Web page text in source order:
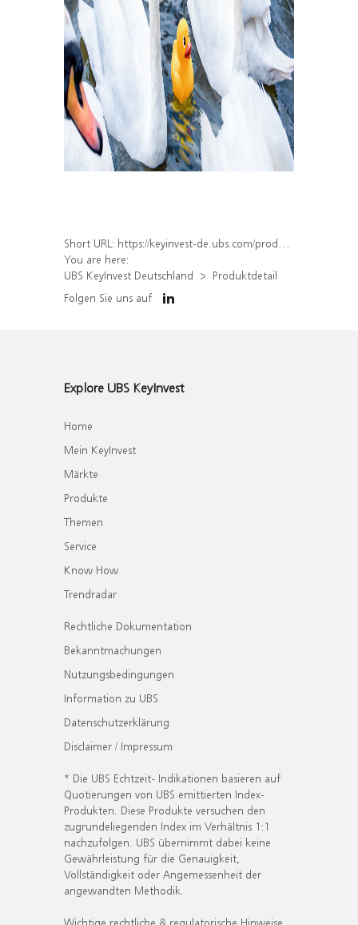
Short URL: https://keyinvest-de.ubs.com/produkt/detail/index/isin/DE000WA7B9N4
You are here:
UBS KeyInvest Deutschland
Produktdetail
Folgen Sie uns auf
Explore UBS KeyInvest
Home
Mein KeyInvest
Märkte
Produkte
Themen
Service
Know How
Trendradar
Rechtliche Dokumentation
Bekanntmachungen
Nutzungsbedingungen
Information zu UBS
Datenschutzerklärung
Disclaimer / Impressum
* Die UBS Echtzeit- Indikationen basieren auf
Quotierungen von UBS emittierten Index-
Produkten. Diese Produkte versuchen den
zugrundeliegenden Index im Verhältnis 1:1
nachzufolgen. UBS übernimmt dabei keine
Gewährleistung für die Genauigkeit,
Vollständigkeit oder Angemessenheit der
angewandten Methodik.